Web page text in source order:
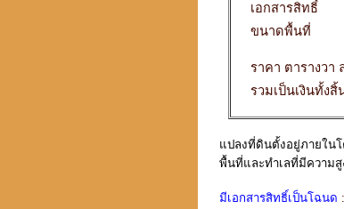
เอกสารสิทธิ์
ขนาดพื้นที่
ราคา ตารางวา
รวมเป็นเงินทั้งสิ้
แปลงที่ดินตั้งอยู่ภายในโ
พื้นที่และทำเลที่มีความ
มีเอกสารสิทธิ์เป็นโฉนด